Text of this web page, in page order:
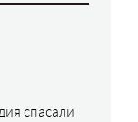
спасали